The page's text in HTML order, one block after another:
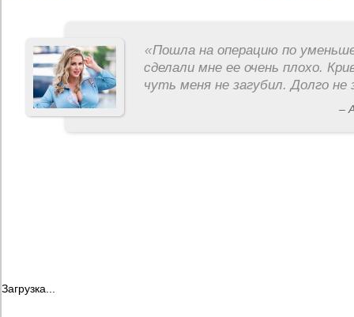
«Пошла на операцию по
сделали мне ее очень плохо.
чуть меня не загубил. Долго не
–
Загрузка...